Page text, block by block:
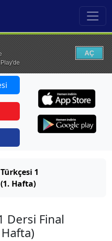
AÇ
1
Hafta)
Dersi Final
Hafta)